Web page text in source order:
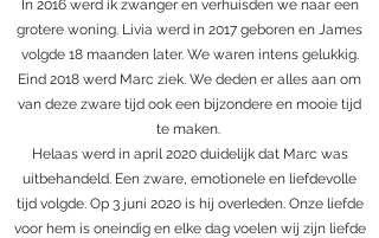
In 2016 werd ik zwanger en verhuisden we naar een
grotere woning. Livia werd in 2017 geboren en James
volgde 18 maanden later. We waren intens gelukkig.
Eind 2018 werd Marc ziek. We deden er alles aan om
van deze zware tijd ook een bijzondere en mooie tijd
te maken.
Helaas werd in april 2020 duidelijk dat Marc was
uitbehandeld. Een zware, emotionele en liefdevolle
tijd volgde. Op 3 juni 2020 is hij overleden. Onze liefde
voor hem is oneindig en elke dag voelen wij zijn liefde